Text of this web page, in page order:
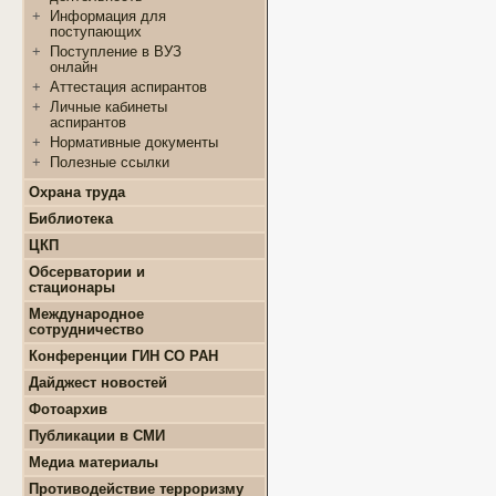
+
ФЦП "ЖИЛИЩЕ"
Популяризация науки
+
Информация для
поступающих
+
Поступление в ВУЗ
онлайн
+ Аттестация аспирантов
+ Личные кабинеты
аспирантов
+
Нормативные документы
+
Полезные ссылки
Охрана труда
Библиотека
ЦКП
+
+ Оборудование
+
образцов
+ Документы
Обсерватории и
стационары
+
+ Обсерватории
+
Стационары
+
Контакты
Международное
сотрудничество
Конференции ГИН СО РАН
Дайджест новостей
+
Геология
+ Месторождения
+ Землятрясения
+
Вулканы
Фотоархив
Публикации в СМИ
Медиа материалы
Противодействие терроризму